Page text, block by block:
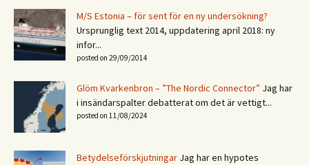
M/S Estonia – för sent för en ny undersökning?
Ursprunglig text 2014, uppdatering april 2018: ny
infor...
posted on 29/09/2014
Glöm Kvarkenbron – ”The Nordic Connector” Jag har
i insändarspalter debatterat om det är vettigt...
posted on 11/08/2024
Betydelseförskjutningar Jag har en hypotes